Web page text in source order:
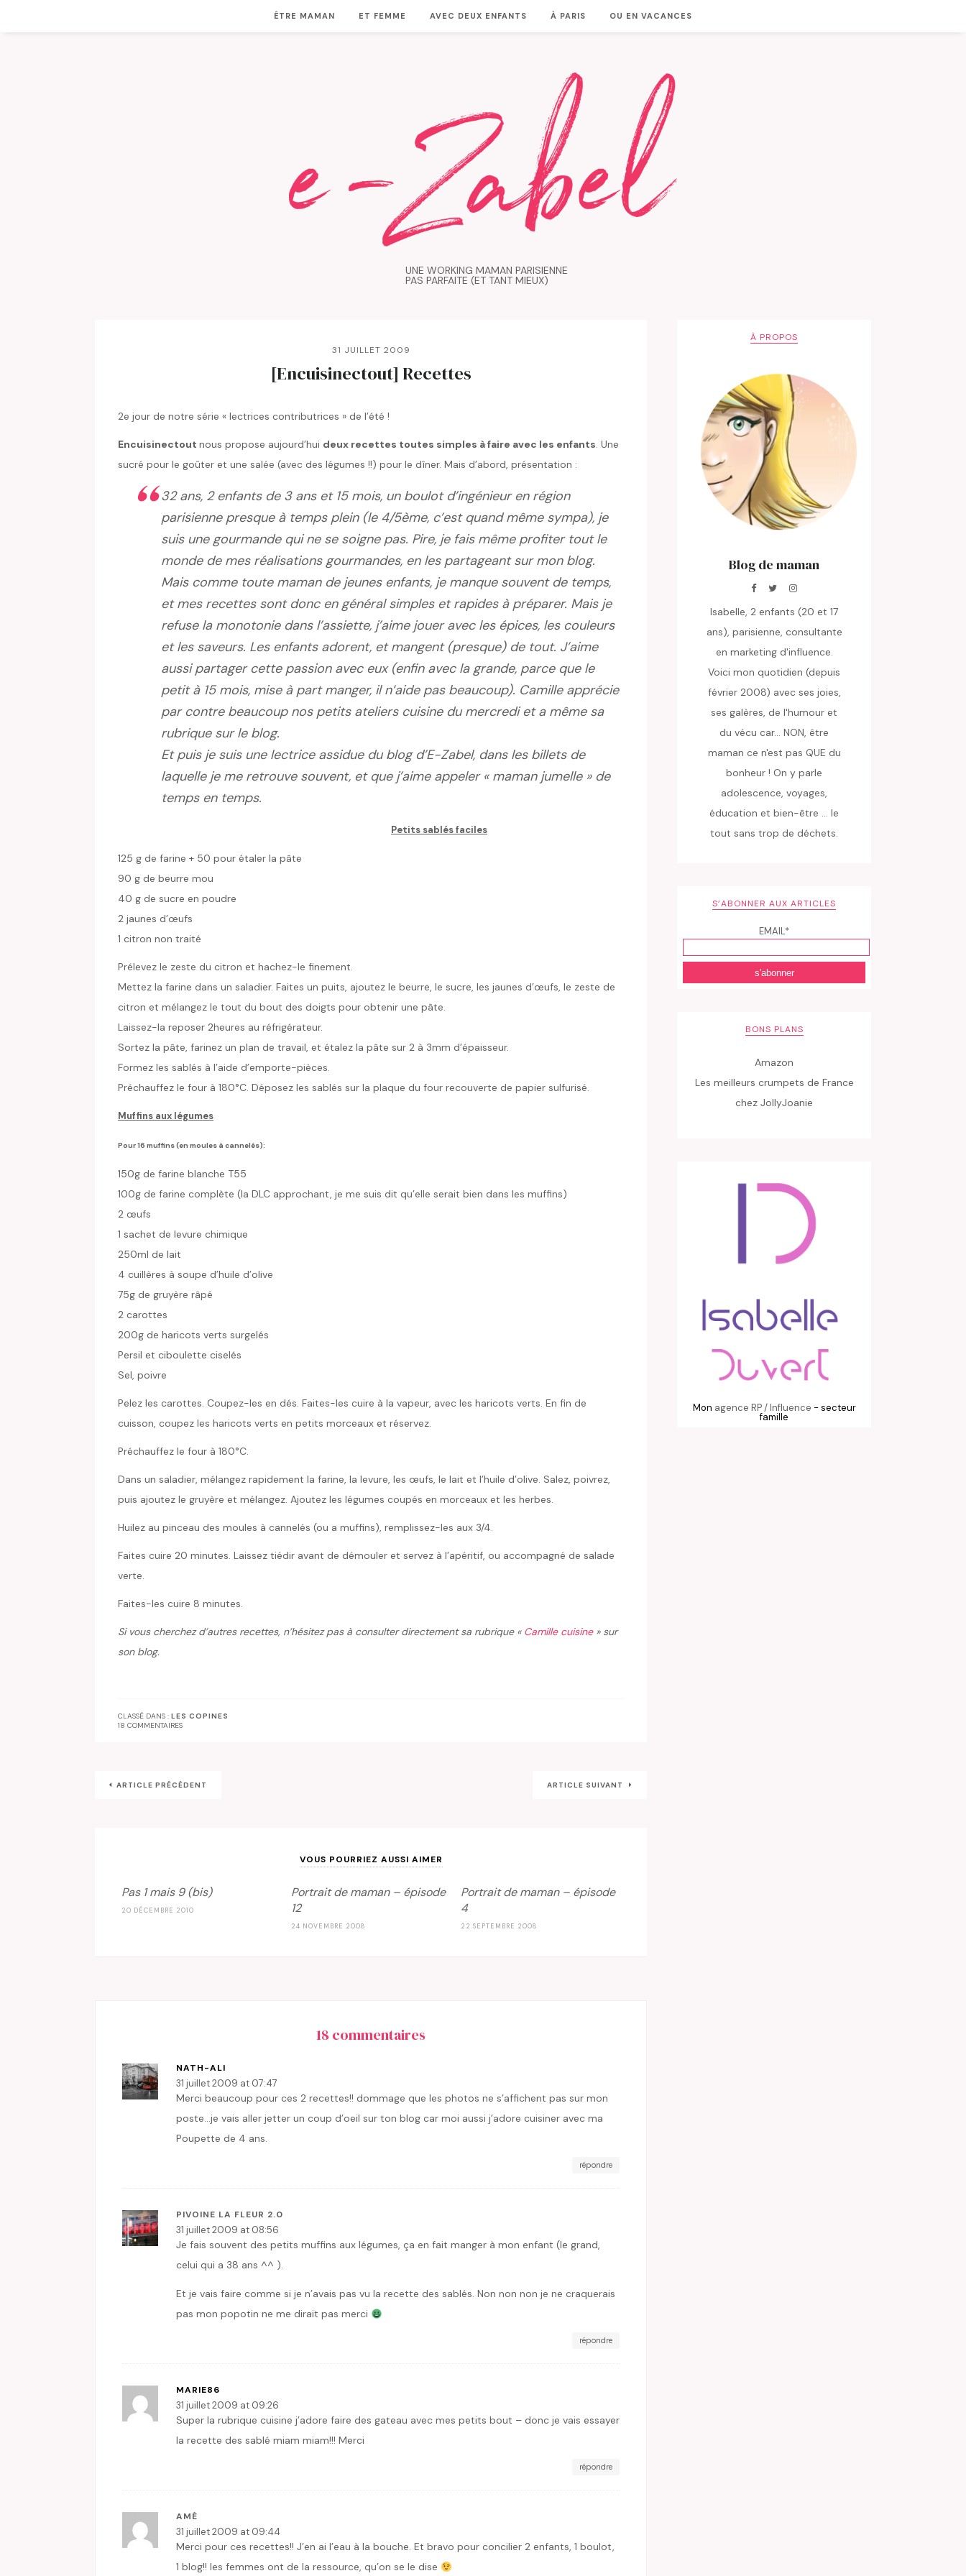
ÊTRE MAMAN ET FEMME AVEC DEUX ENFANTS À PARIS OU EN VACANCES
UNE WORKING MAMAN PARISIENNE
PAS PARFAITE (ET TANT MIEUX)
31 JUILLET 2009
[Encuisinectout] Recettes
2e jour de notre série « lectrices contributrices » de l’été !
Encuisinectout nous propose aujourd’hui deux recettes toutes simples à faire avec les enfants. Une
sucré pour le goûter et une salée (avec des légumes !!) pour le dîner. Mais d’abord, présentation :
32 ans, 2 enfants de 3 ans et 15 mois, un boulot d’ingénieur en région
parisienne presque à temps plein (le 4/5ème, c’est quand même sympa), je
suis une gourmande qui ne se soigne pas. Pire, je fais même profiter tout le
monde de mes réalisations gourmandes, en les partageant sur mon blog.
Mais comme toute maman de jeunes enfants, je manque souvent de temps,
et mes recettes sont donc en général simples et rapides à préparer. Mais je
refuse la monotonie dans l’assiette, j’aime jouer avec les épices, les couleurs
et les saveurs. Les enfants adorent, et mangent (presque) de tout. J’aime
aussi partager cette passion avec eux (enfin avec la grande, parce que le
petit à 15 mois, mise à part manger, il n’aide pas beaucoup). Camille apprécie
par contre beaucoup nos petits ateliers cuisine du mercredi et a même sa
rubrique sur le blog.
Et puis je suis une lectrice assidue du blog d’E-Zabel, dans les billets de
laquelle je me retrouve souvent, et que j’aime appeler « maman jumelle » de
temps en temps.
Petits sablés faciles
125 g de farine + 50 pour étaler la pâte
90 g de beurre mou
40 g de sucre en poudre
2 jaunes d’œufs
1 citron non traité
Prélevez le zeste du citron et hachez-le finement.
Mettez la farine dans un saladier. Faites un puits, ajoutez le beurre, le sucre, les jaunes d’œufs, le zeste de
citron et mélangez le tout du bout des doigts pour obtenir une pâte.
Laissez-la reposer 2heures au réfrigérateur.
Sortez la pâte, farinez un plan de travail, et étalez la pâte sur 2 à 3mm d’épaisseur.
Formez les sablés à l’aide d’emporte-pièces.
Préchauffez le four à 180°C. Déposez les sablés sur la plaque du four recouverte de papier sulfurisé.
Muffins aux légumes
Pour 16 muffins (en moules à cannelés):
150g de farine blanche T55
100g de farine complète (la DLC approchant, je me suis dit qu’elle serait bien dans les muffins)
2 œufs
1 sachet de levure chimique
250ml de lait
4 cuillères à soupe d’huile d’olive
75g de gruyère râpé
2 carottes
200g de haricots verts surgelés
Persil et ciboulette ciselés
Sel, poivre
Pelez les carottes. Coupez-les en dés. Faites-les cuire à la vapeur, avec les haricots verts. En fin de
cuisson, coupez les haricots verts en petits morceaux et réservez.
Préchauffez le four à 180°C.
Dans un saladier, mélangez rapidement la farine, la levure, les œufs, le lait et l’huile d’olive. Salez, poivrez,
puis ajoutez le gruyère et mélangez. Ajoutez les légumes coupés en morceaux et les herbes.
Huilez au pinceau des moules à cannelés (ou a muffins), remplissez-les aux 3/4.
Faites cuire 20 minutes. Laissez tiédir avant de démouler et servez à l’apéritif, ou accompagné de salade
verte.
Faites-les cuire 8 minutes.
Si vous cherchez d’autres recettes, n’hésitez pas à consulter directement sa rubrique «Camille cuisine» sur
son blog.
CLASSÉ DANS : LES COPINES
18 COMMENTAIRES
ARTICLE PRÉCÉDENT ARTICLE SUIVANT
VOUS POURRIEZ AUSSI AIMER
Pas 1 mais 9 (bis)
20 DÉCEMBRE 2010
Portrait de maman – épisode
12
24 NOVEMBRE 2008
Portrait de maman – épisode
4
22 SEPTEMBRE 2008
18 commentaires
NATH-ALI
31 juillet 2009 at 07:47
Merci beaucoup pour ces 2 recettes!! dommage que les photos ne s’affichent pas sur mon
poste…je vais aller jetter un coup d’oeil sur ton blog car moi aussi j’adore cuisiner avec ma
Poupette de 4 ans.
répondre
PIVOINE LA FLEUR 2.0
31 juillet 2009 at 08:56
Je fais souvent des petits muffins aux légumes, ça en fait manger à mon enfant (le grand,
celui qui a 38 ans ^^ ).
Et je vais faire comme si je n’avais pas vu la recette des sablés. Non non non je ne craquerais
pas mon popotin ne me dirait pas merci
répondre
MARIE86
31 juillet 2009 at 09:26
Super la rubrique cuisine j’adore faire des gateau avec mes petits bout – donc je vais essayer
la recette des sablé miam miam!!! Merci
répondre
AMÉ
31 juillet 2009 at 09:44
Merci pour ces recettes!! J’en ai l’eau à la bouche. Et bravo pour concilier 2 enfants, 1 boulot,
1 blog!! les femmes ont de la ressource, qu’on se le dise
À PROPOS
Blog de maman
Isabelle, 2 enfants (20 et 17
ans), parisienne, consultante
en marketing d'influence.
Voici mon quotidien (depuis
février 2008) avec ses joies,
ses galères, de l'humour et
du vécu car... NON, être
maman ce n'est pas QUE du
bonheur ! On y parle
adolescence, voyages,
éducation et bien-être ... le
tout sans trop de déchets.
S’ABONNER AUX ARTICLES
EMAIL*
BONS PLANS
Amazon
Les meilleurs crumpets de France
chez JollyJoanie
Mon agence RP / Influence - secteur
famille